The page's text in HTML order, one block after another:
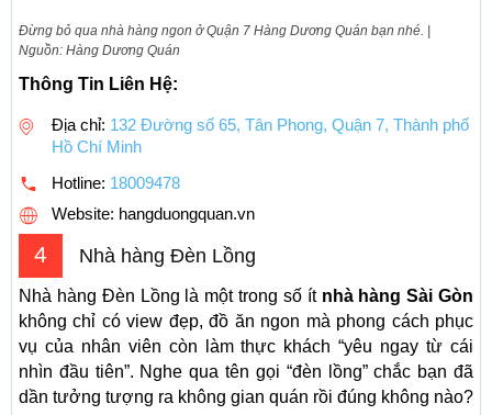
Đừng bỏ qua nhà hàng ngon ở Quận 7 Hàng Dương Quán bạn nhé. |
Nguồn: Hàng Dương Quán
Thông Tin Liên Hệ:
Địa chỉ: 132 Đường số 65, Tân Phong, Quận 7, Thành phố
Hồ Chí Minh
Hotline: 18009478
Website: hangduongquan.vn
4 Nhà hàng Đèn Lồng
Nhà hàng Đèn Lồng là một trong số ít nhà hàng Sài Gòn
không chỉ có view đẹp, đồ ăn ngon mà phong cách phục
vụ của nhân viên còn làm thực khách “yêu ngay từ cái
nhìn đầu tiên”. Nghe qua tên gọi “đèn lồng” chắc bạn đã
dần tưởng tượng ra không gian quán rồi đúng không nào?